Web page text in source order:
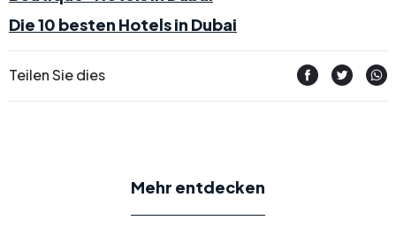
Die 10 besten Hotels in Dubai
Teilen Sie dies
Mehr entdecken